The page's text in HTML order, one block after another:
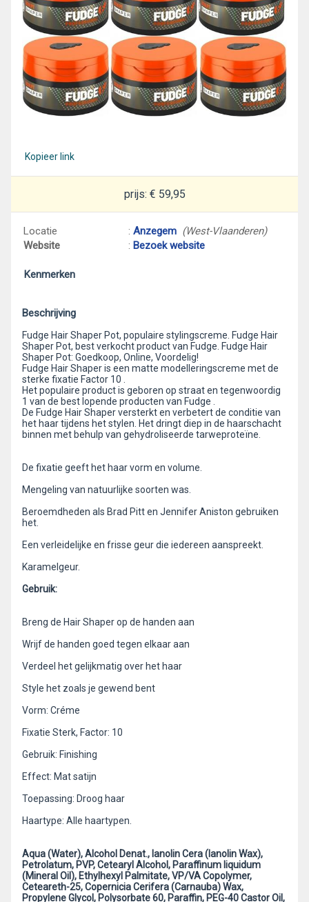
Kopieer link
prijs: € 59,95
Locatie : Anzegem (West-Vlaanderen)
Website
: Bezoek website
Kenmerken
Beschrijving
Fudge Hair Shaper Pot, populaire stylingscreme. Fudge Hair
Shaper Pot, best verkocht product van Fudge. Fudge Hair
Shaper Pot: Goedkoop, Online, Voordelig!
Fudge Hair Shaper is een matte modelleringscreme met de
sterke fixatie Factor 10 .
Het populaire product is geboren op straat en tegenwoordig
1 van de best lopende producten van Fudge .
De Fudge Hair Shaper versterkt en verbetert de conditie van
het haar tijdens het stylen. Het dringt diep in de haarschacht
binnen met behulp van gehydroliseerde tarweproteïne.
De fixatie geeft het haar vorm en volume.
Mengeling van natuurlijke soorten was.
Beroemdheden als Brad Pitt en Jennifer Aniston gebruiken
het.
Een verleidelijke en frisse geur die iedereen aanspreekt.
Karamelgeur.
Gebruik:
Breng de Hair Shaper op de handen aan
Wrijf de handen goed tegen elkaar aan
Verdeel het gelijkmatig over het haar
Style het zoals je gewend bent
Vorm: Créme
Fixatie Sterk, Factor: 10
Gebruik: Finishing
Effect: Mat satijn
Toepassing: Droog haar
Haartype: Alle haartypen.
Aqua (Water), Alcohol Denat., lanolin Cera (lanolin Wax),
Petrolatum, PVP, Cetearyl Alcohol, Paraffinum liquidum
(Mineral Oil), Ethylhexyl Palmitate, VP/VA Copolymer,
Ceteareth-25, Copernicia Cerifera (Carnauba) Wax,
Propylene Glycol, Polysorbate 60, Paraffin, PEG-40 Castor Oil,